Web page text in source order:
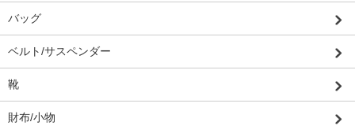
バッグ
ベルト/サスペンダー
靴
財布/小物